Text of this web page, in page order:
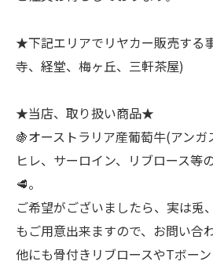
★下記エリアでリヤカー販売する
寺、経堂、梅ヶ丘、三軒茶屋)
★当店、取り扱い商品★
🍇オーストラリア産葡萄牛(アンガ
ヒレ、サーロイン、リブロース等
🥩。
ご希望がございましたら、実は兎
もご用意出来ますので、お問い合
他にも骨付きリブロースやTボー